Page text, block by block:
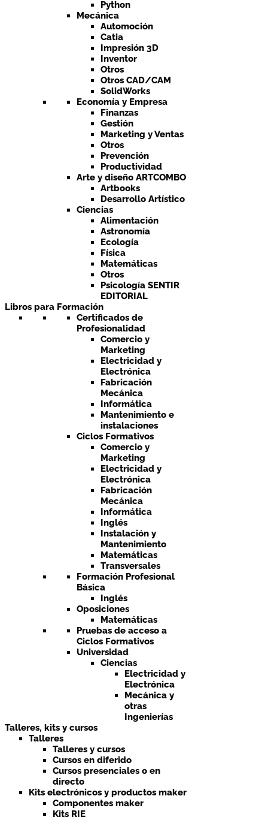
Python
Mecánica
Automoción
Catia
Impresión 3D
Inventor
Otros
Otros CAD/CAM
SolidWorks
Economía y Empresa
Finanzas
Gestión
Marketing y Ventas
Otros
Prevención
Productividad
Arte y diseño ARTCOMBO
Artbooks
Desarrollo Artístico
Ciencias
Alimentación
Astronomía
Ecología
Física
Matemáticas
Otros
Psicología SENTIR
EDITORIAL
Libros para Formación
Certificados de
Profesionalidad
Comercio y
Marketing
Electricidad y
Electrónica
Fabricación
Mecánica
Informática
Mantenimiento e
instalaciones
Ciclos Formativos
Comercio y
Marketing
Electricidad y
Electrónica
Fabricación
Mecánica
Informática
Inglés
Instalación y
Mantenimiento
Matemáticas
Transversales
Formación Profesional
Básica
Inglés
Oposiciones
Matemáticas
Pruebas de acceso a
Ciclos Formativos
Universidad
Ciencias
Electricidad y
Electrónica
Mecánica y
otras
Ingenierías
Talleres, kits y cursos
Talleres
Talleres y cursos
Cursos en diferido
Cursos presenciales o en
directo
Kits electrónicos y productos maker
Componentes maker
Kits RIE